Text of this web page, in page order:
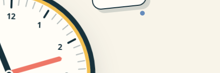
1
2
12 ●